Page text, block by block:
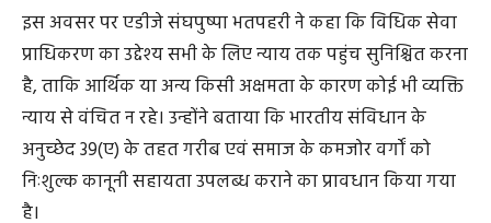
इस अवसर पर एडीजे संघपुष्पा भतपहरी ने कहा कि विधिक सेवा
प्राधिकरण का उद्देश्य सभी के लिए न्याय तक पहुंच सुनिश्चित करना
है, ताकि आर्थिक या अन्य किसी अक्षमता के कारण कोई भी व्यक्ति
न्याय से वंचित न रहे। उन्होंने बताया कि भारतीय संविधान के
अनुच्छेद 39(ए) के तहत गरीब एवं समाज के कमजोर वर्गों को
निःशुल्क कानूनी सहायता उपलब्ध कराने का प्रावधान किया गया
है।